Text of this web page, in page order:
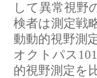
して異常視野
検者は測定戦
動動的視野測
オクトパス
的視野測定を